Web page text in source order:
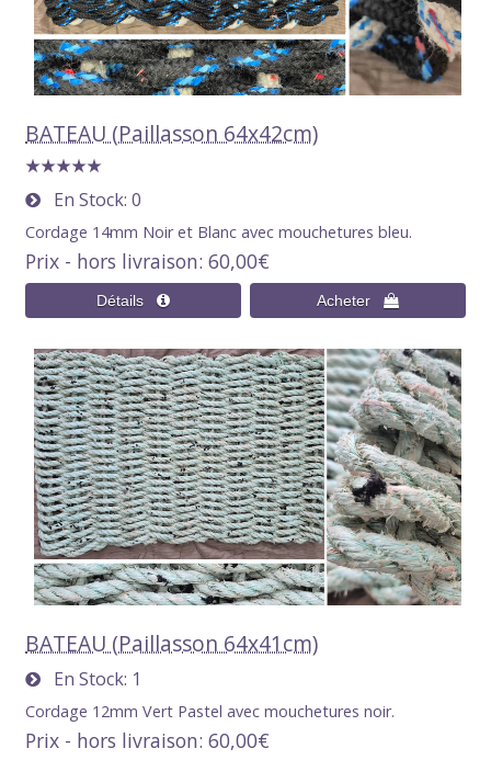
BATEAU (Paillasson 64x42cm)
En Stock 0
Cordage 14mm Noir et Blanc avec mouchetures bleu.
Prix - hors livraison 60,00€
BATEAU (Paillasson 64x41cm)
En Stock 1
Cordage 12mm Vert Pastel avec mouchetures noir.
Prix - hors livraison 60,00€